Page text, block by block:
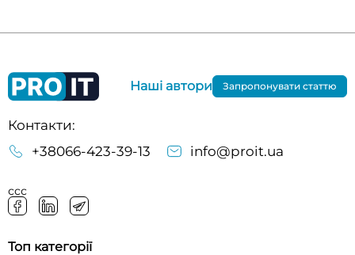
Контакти:
+38066-423-39-13
info@proit.ua
ссс
Наші автори Запропонувати статтю
Топ категорії